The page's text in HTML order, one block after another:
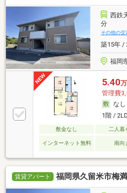
西鉄
分
その他の交
築15年 /
福岡
5.40
管理費
なし
1階 /
敷金なし 二人暮
インターネット無料 南向
賃貸アパート 福岡県久留米市梅